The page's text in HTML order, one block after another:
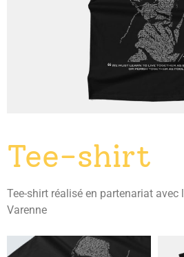
Tee-shirt
Tee-shirt réalisé en partenariat avec
Varenne